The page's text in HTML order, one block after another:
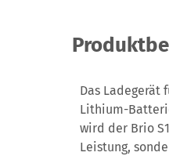
Das
Lithium-
wird der Brio
Leistung,